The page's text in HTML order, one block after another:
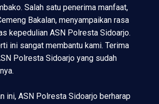
Salah satu penerima manfaat,
Bakalan, menyampaikan rasa
kepedulian ASN Polresta Sidoarjo.
ini sangat membantu kami. Terima
Polresta Sidoarjo yang sudah
ini, ASN Polresta Sidoarjo berharap